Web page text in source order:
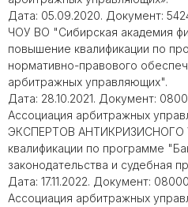
Дата: 05.09.2020. Документ:
ЧОУ ВО "Сибирская академия
повышение квалификации по
нормативно-правового
арбитражных управляющих".
Дата: 28.10.2021. Документ:
Ассоциация арбитражных
ЭКСПЕРТОВ АНТИКРИЗИСНОГО
квалификации по программе
законодательства и судебная
Дата: 17.11.2022. Документ:
Ассоциация арбитражных